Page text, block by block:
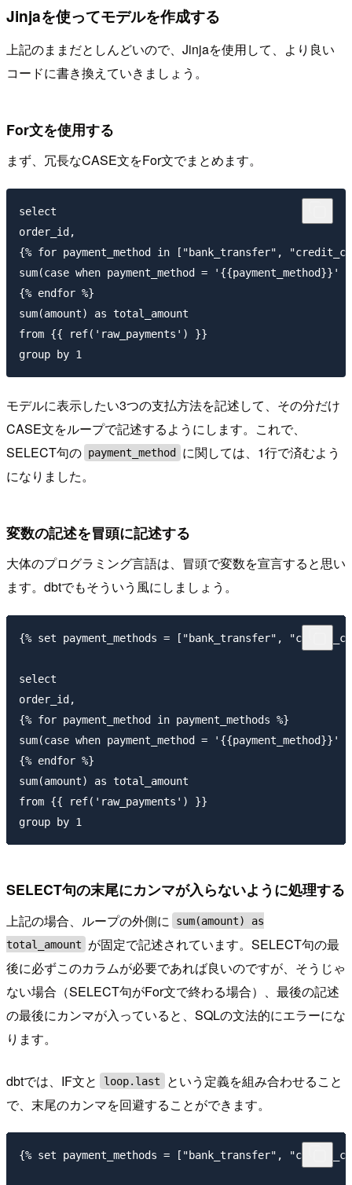
Jinjaを使ってモデルを作成する
上記のままだとしんどいので、Jinjaを使用して、より良い
コードに書き換えていきましょう。
For文を使用する
まず、冗長なCASE文をFor文でまとめます。
select
order_id,
{% for payment_method in ["bank_transfer",
sum(case when payment_method =
{% endfor %}
sum(amount) as total_amount
from {{ ref('raw_payments') }}
モデルに表示したい3つの支払方法を記述して、その分だけ
CASE文をループで記述するようにします。これで、
SELECT句の payment_method
に関しては、1行で済むよう
になりました。
変数の記述を冒頭に記述する
大体のプログラミング言語は、冒頭で変数を宣言すると思い
ます。dbtでもそういう風にしましょう。
{% set payment_methods = ["bank_transfer",
select
order_id,
{% for payment_method in payment_methods %}
sum(case when payment_method =
{% endfor %}
sum(amount) as total_amount
from {{ ref('raw_payments') }}
SELECT句の末尾にカンマが入らないように処理する
上記の場合、ループの外側に
sum(amount) as
total_amount
が固定で記述されています。SELECT句の最
後に必ずこのカラムが必要であれば良いのですが、そうじゃ
ない場合（SELECT句がFor文で終わる場合）、最後の記述
の最後にカンマが入っていると、SQLの文法的にエラーにな
ります。
dbtでは、IF文と loop.last
という定義を組み合わせること
で、末尾のカンマを回避することができます。
{% set payment_methods = ["bank_transfer",